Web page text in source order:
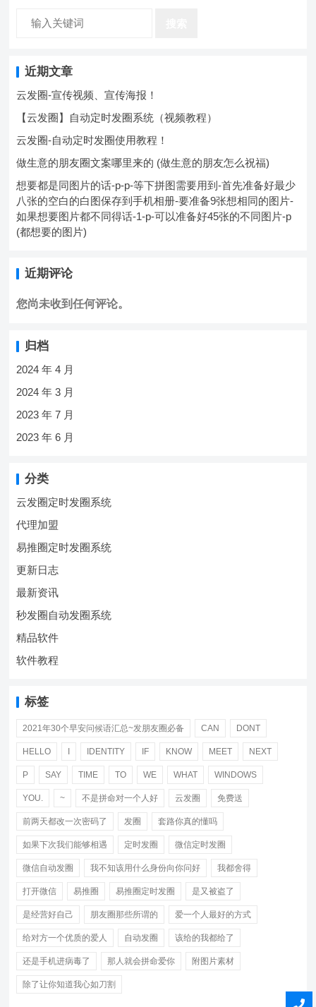
近期文章
云发圈-宣传视频、宣传海报！
【云发圈】自动定时发圈系统（视频教程）
云发圈-自动定时发圈使用教程！
做生意的朋友圈文案哪里来的 (做生意的朋友怎么祝福)
想要都是同图片的话-p-p-等下拼图需要用到-首先准备好最少
八张的空白的白图保存到手机相册-要准备9张想相同的图片-
如果想要图片都不同得话-1-p-可以准备好45张的不同图片-p
(都想要的图片)
近期评论
您尚未收到任何评论。
归档
2024 年 4 月
2024 年 3 月
2023 年 7 月
2023 年 6 月
分类
云发圈定时发圈系统
代理加盟
易推圈定时发圈系统
更新日志
最新资讯
秒发圈自动发圈系统
精品软件
软件教程
标签
2021年30个早安问候语汇总~发朋友圈必备 CAN DONT
HELLO IDENTITY IF KNOW MEET NEXT
P SAY TIME TO WE WHAT WINDOWS
YOU. ~ 不是拼命对一个人好 云发圈 免费送
前两天都改一次密码了 发圈 套路你真的懂吗
如果下次我们能够相遇 定时发圈 微信定时发圈
微信自动发圈 我不知该用什么身份向你问好 我都舍得
打开微信 易推圈 易推圈定时发圈 是又被盗了
是经营好自己 朋友圈那些所谓的 爱一个人最好的方式
给对方一个优质的爱人 自动发圈 该给的我都给了
还是手机进病毒了 那人就会拼命爱你 附图片素材
除了让你知道我心如刀割